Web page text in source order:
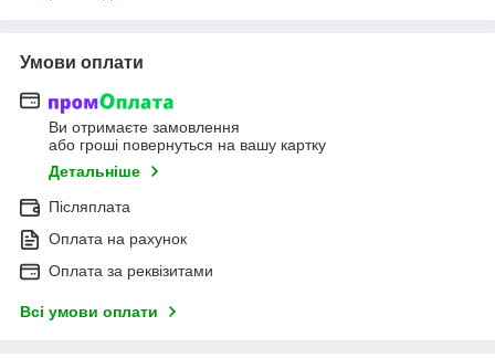
Умови оплати
Ви отримаєте замовлення
або гроші повернуться на вашу картку
Детальніше
Післяплата
Оплата на рахунок
Оплата за реквізитами
Всі умови оплати